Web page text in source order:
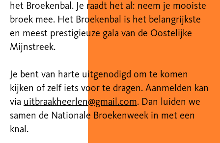
het Broekenbal. Je raadt het al: neem je mooiste
broek mee. Het Broekenbal is het belangrijkste
en meest prestigieuze gala van de Oostelijke
Mijnstreek.
Je bent van harte uitgenodigd om te komen
kijken of zelf iets voor te dragen. Aanmelden kan
via uitbraakheerlen@gmail.com. Dan luiden we
samen de Nationale Broekenweek in met een
knal.